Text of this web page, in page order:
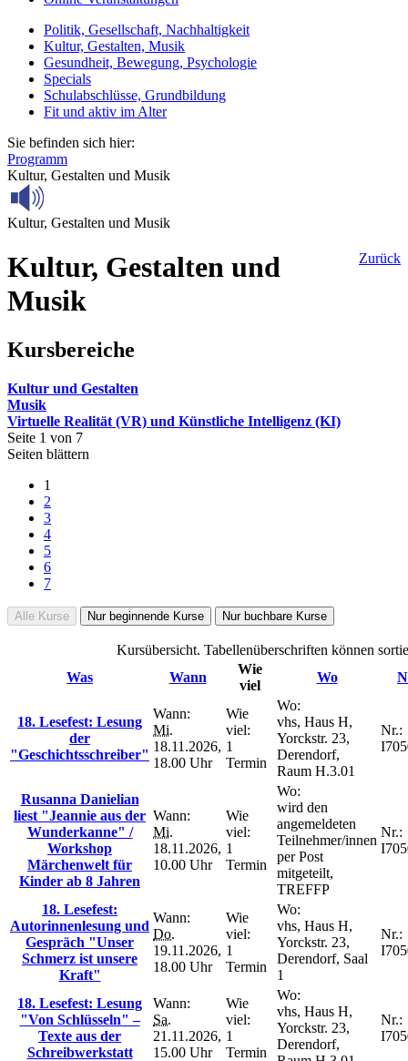
Politik, Gesellschaft, Nachhaltigkeit
Kultur, Gestalten, Musik
Gesundheit, Bewegung, Psychologie
Specials
Schulabschlüsse, Grundbildung
Fit und aktiv im Alter
Sie befinden sich hier:
Programm
Kultur, Gestalten und Musik
Kultur, Gestalten und Musik
Zurück
Kultur, Gestalten und
Musik
Kursbereiche
Kultur und Gestalten
Musik
Virtuelle Realität (VR) und Künstliche Intelligenz (KI)
Seite 1 von 7
Seiten blättern
1
2
3
4
5
6
7
Alle Kurse Nur beginnende Kurse Nur buchbare Kurse
Kursübersicht. Tabellenüberschriften können
Was
Wann
Wie
viel
Wo
18. Lesefest: Lesung
der
"Geschichtsschreiber"
Wann:
Mi.
18.11.2026,
18.00 Uhr
Wie
viel:
1
Termin
Wo:
vhs, Haus H,
Yorckstr. 23,
Derendorf,
Raum H.3.01
Nr.:
Rusanna Danielian
liest "Jeannie aus der
Wunderkanne" /
Workshop
Märchenwelt für
Kinder ab 8 Jahren
Wann:
Mi.
18.11.2026,
10.00 Uhr
Wie
viel:
1
Termin
Wo:
wird den
angemeldeten
Teilnehmer/innen
per Post
mitgeteilt,
TREFFP
Nr.:
18. Lesefest:
Autorinnenlesung und
Gespräch "Unser
Schmerz ist unsere
Kraft"
Wann:
Do.
19.11.2026,
18.00 Uhr
Wie
viel:
1
Termin
Wo:
vhs, Haus H,
Yorckstr. 23,
Derendorf, Saal
1
Nr.:
18. Lesefest: Lesung
"Von Schlüsseln" –
Texte aus der
Schreibwerkstatt
Wann:
Sa.
21.11.2026,
15.00 Uhr
Wie
viel:
1
Termin
Wo:
vhs, Haus H,
Yorckstr. 23,
Derendorf,
Nr.: